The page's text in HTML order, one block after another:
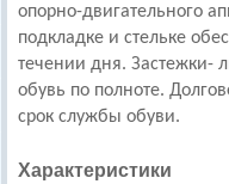
опорно-двигательного
подкладке и стельке
течении дня. Застежки-
обувь по полноте.
срок службы обуви.
Характеристики